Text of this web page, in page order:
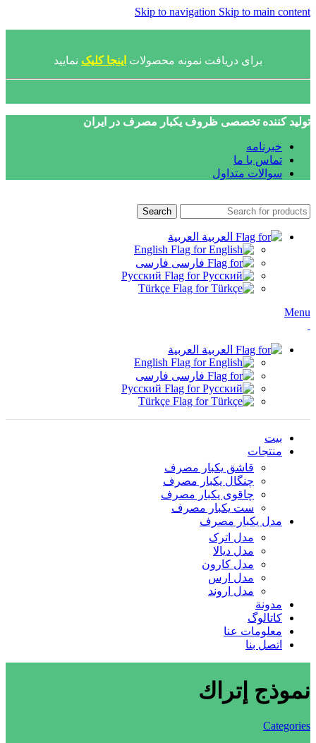
Skip to navigation Skip to main content
برای دریافت نمونه محصولات اینجا کلیک نمایید
تولید کننده تخصصی ظروف یکبار مصرف در ایران
خبرنامه
تماس با ما
سوالات متداول
Search
العربية
English
فارسی
Русский
Türkçe
Menu
العربية
English
فارسی
Русский
Türkçe
بيت
منتجات
قاشق یکبار مصرف
چنگال یکبار مصرف
چاقوی یکبار مصرف
ست یکبار مصرف
مدل یکبار مصرف
مدل اترک
مدل دیالا
مدل کارون
مدل ارس
مدل اروند
مدونة
کاتالوگ
معلومات عنا
اتصل بنا
نموذج إتراك
Categories